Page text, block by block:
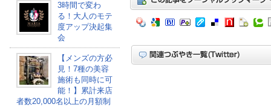
3時間で変わ
る！大人のモテ
度アップ決起集
会
【メンズの方必
見！7種の美容
施術も同時に可
能！】累計来店
者数20,000名以上の月額制